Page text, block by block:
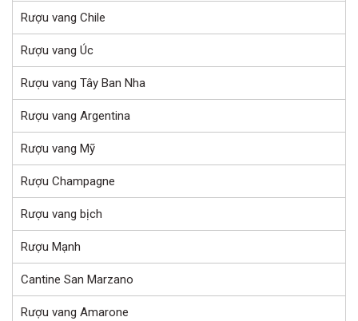
Rượu vang Chile
Rượu vang Úc
Rượu vang Tây Ban Nha
Rượu vang Argentina
Rượu vang Mỹ
Rượu Champagne
Rượu vang bịch
Rượu Mạnh
Cantine San Marzano
Rượu vang Amarone